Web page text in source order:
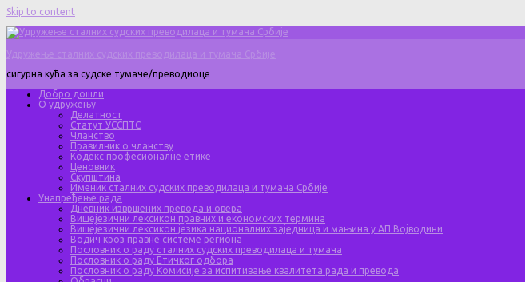
Skip to content
Удружење сталних судских преводилаца и тумача Србије
сигурна кућа за судске тумаче/преводиоце
Добро дошли
О удружењу
Делатност
Статут УССПТС
Чланство
Правилник о чланству
Кодекс професионалне етике
Ценовник
Скупштина
Именик сталних судских преводилаца и тумача Србије
Унапређење рада
Дневник извршених превода и овера
Вишејезични лексикон правних и економских термина
Вишејезични лексикон језика националних заједница и мањина у АП Војводини
Водич кроз правне системе региона
Пословник о раду сталних судских преводилаца и тумача
Пословник о раду Етичког одбора
Пословник о раду Комисије за испитивање квалитета рада и превода